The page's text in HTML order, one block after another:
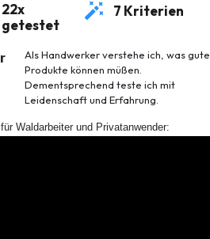
22x
getestet
7 Kriterien
Als Handwerker verstehe ich, was gute
Produkte können müßen.
Dementsprechend teste ich mit
Leidenschaft und Erfahrung.
Waldarbeiter und Privatanwender: